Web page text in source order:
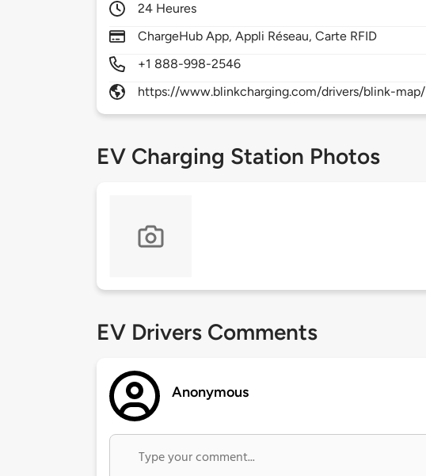
24 Heures
ChargeHub App, Appli Réseau, Carte RFID
+1 888-998-2546
https://www.blinkcharging.com/drivers/blink-map/
EV Charging Station Photos
EV Drivers Comments
Anonymous